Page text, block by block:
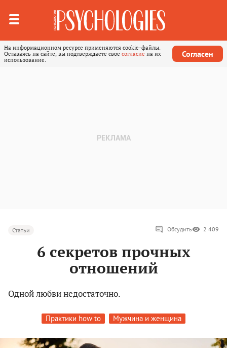
На информационном ресурсе применяются cookie-файлы.
Оставаясь на сайте, вы подтверждаете свое согласие на их
использование.
Согласен
Статьи Обсудить 2 409
6 секретов прочных
отношений
Одной любви недостаточно.
Практики how to Мужчина и женщина